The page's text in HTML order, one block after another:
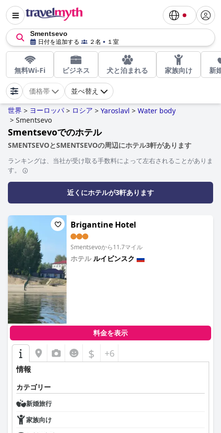
Smentsevo
日付を追加する ２名 １室
無料Wi-Fi ビジネス 犬と泊まれる 家族向け 新
価格帯 並べ替え
世界 > ヨーロッパ > ロシア > Yaroslavl > Water body
> Smentsevo
Smentsevoでのホテル
SMENTSEVOとSMENTSEVOの周辺にホテル3軒があります
ランキングは、当社が受け取る手数料によって左右されることがありま
す。
近くにホテルが3軒あります
Brigantine Hotel
Smentsevoから11.7マイル
ホテルルイビンスク
料金を表示
$ +6
情報
カテゴリー
新婚旅行
家族向け